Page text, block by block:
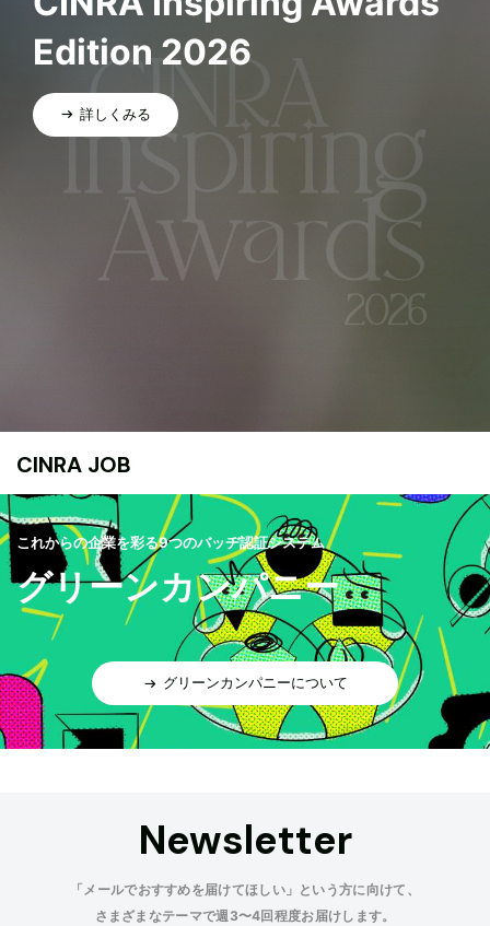
Edition 2026
詳しくみる
CINRA JOB
これからの企業を彩る9つのバッヂ認証システム
グリーンカンパニー
グリーンカンパニーについて
Newsletter
「メールでおすすめを届けてほしい」という方に向けて、
さまざまなテーマで週3〜4回程度お届けします。